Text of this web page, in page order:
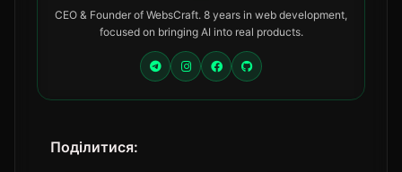
CEO & Founder of WebsCraft. 8 years in web development,
focused on bringing AI into real products.
Поділитися: